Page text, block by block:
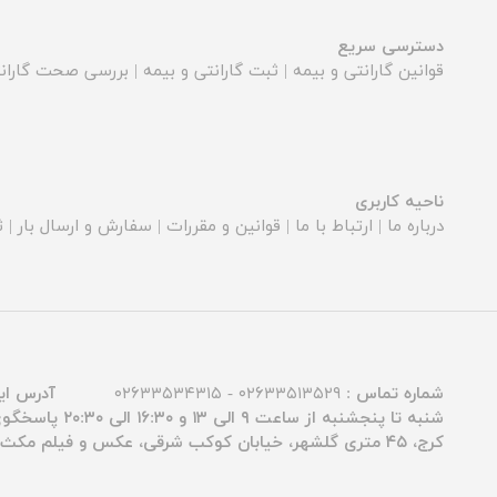
دسترسی سریع
قوانین گارانتی و بیمه | ثبت گارانتی و بیمه | بررسی صحت
ناحیه کاربری
درباره ما | ارتباط با ما | قوانین و مقررات | سفارش و ارسال بار |
شماره تماس : ۰۲۶۳۳۵۱۳۵۲۹ - ۰۲۶۳۳۵۳۴۳۱۵ آدرس
شنبه تا پنجشنبه از ساعت ۹ الی ۱۳ و ۱۶:۳۰ الی ۲۰:۳۰ پاسخگوی شما عزیزان هستیم.
کرج، ۴۵ متری گلشهر، خیابان کوکب شرقی، عکس و فیلم مکث